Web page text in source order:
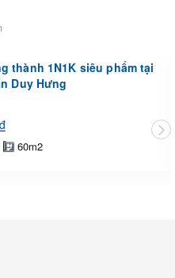
thành 1N1K siêu phẩm tại
Duy Hưng
60m2